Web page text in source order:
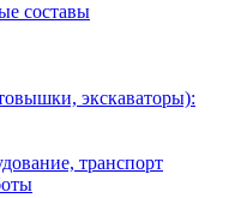
составы
экскаваторы):
транспорт